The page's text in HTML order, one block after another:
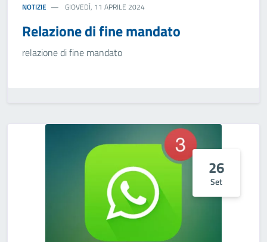
NOTIZIE GIOVEDÌ, 11 APRILE 2024
Relazione di fine mandato
relazione di fine mandato
26
Set